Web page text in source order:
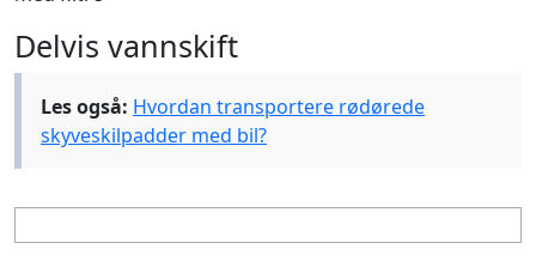
Delvis vannskift
Les også: Hvordan transportere rødørede
skyveskilpadder med bil?